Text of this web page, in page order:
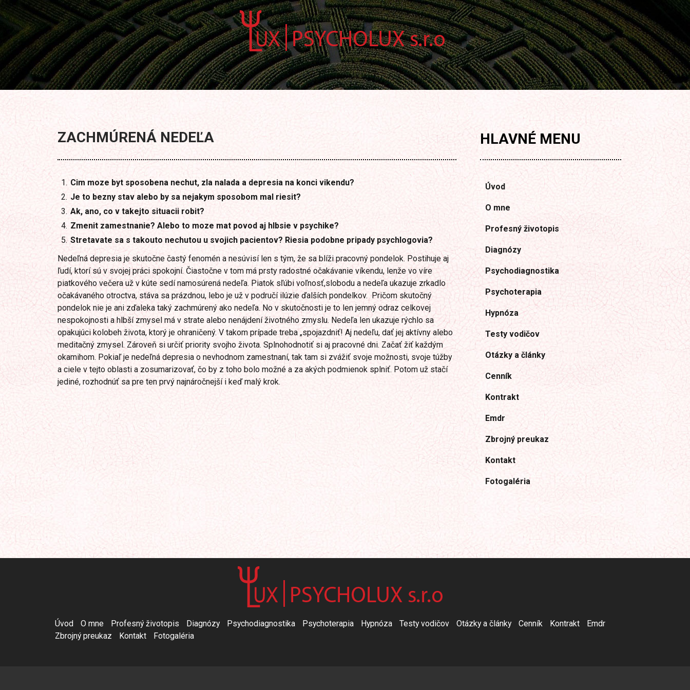
ZACHMÚRENÁ NEDEĽA
Cim moze byt sposobena nechut, zla nalada a depresia na konci vikendu?
Je to bezny stav alebo by sa nejakym sposobom mal riesit?
Ak, ano, co v takejto situacii robit?
Zmenit zamestnanie? Alebo to moze mat povod aj hlbsie v psychike?
Stretavate sa s takouto nechutou u svojich pacientov? Riesia podobne pripady psychlogovia?
Nedeľná depresia je skutočne častý fenomén a nesúvisí len s tým, že sa blíži pracovný pondelok. Postihuje aj
ľudí, ktorí sú v svojej práci spokojní. Čiastočne v tom má prsty radostné očakávanie víkendu, lenže vo víre
piatkového večera už v kúte sedí namosúrená nedeľa. Piatok sľúbi voľnosť,slobodu a nedeľa ukazuje zrkadlo
očakávaného otroctva, stáva sa prázdnou, lebo je už v područí ilúzie ďalších pondelkov. Pričom skutočný
pondelok nie je ani zďaleka taký zachmúrený ako nedeľa. No v skutočnosti je to len jemný odraz celkovej
nespokojnosti a hlbší zmysel má v strate alebo nenájdení životného zmyslu. Nedeľa len ukazuje rýchlo sa
opakujúci kolobeh života, ktorý je ohraničený. V takom prípade treba „spojazdniť! Aj nedeľu, dať jej aktívny alebo
meditačný zmysel. Zároveň si určiť priority svojho života. Splnohodnotiť si aj pracovné dni. Začať žiť každým
okamihom. Pokiaľ je nedeľná depresia o nevhodnom zamestnaní, tak tam si zvážiť svoje možnosti, svoje túžby
a ciele v tejto oblasti a zosumarizovať, čo by z toho bolo možné a za akých podmienok splniť. Potom už stačí
jediné, rozhodnúť sa pre ten prvý najnáročnejší i keď malý krok.
HLAVNÉ MENU
Úvod
O mne
Profesný životopis
Diagnózy
Psychodiagnostika
Psychoterapia
Hypnóza
Testy vodičov
Otázky a články
Cenník
Kontrakt
Emdr
Zbrojný preukaz
Kontakt
Fotogaléria
Úvod O mne Profesný životopis Diagnózy Psychodiagnostika Psychoterapia Hypnóza Testy vodičov Otázky a články Cenník Kontrakt
Emdr
Zbrojný preukaz
Kontakt Fotogaléria